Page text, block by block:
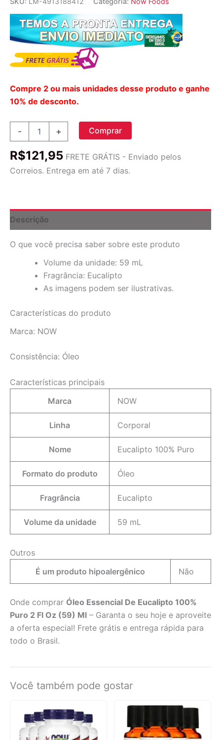
Compre 2 ou mais unidades desse produto e ganhe
10% de desconto.
-
Essencial
Eucalipto
Puro
Ml
+ Comprar
R$121,95 FRETE GRÁTIS - Enviado pelos
Correios. Entrega em até 7 dias.
Descrição
O que você precisa saber sobre este produto
Volume da unidade: 59 mL
Fragrância: Eucalipto
As imagens podem ser ilustrativas.
Características do produto
Marca: NOW
Consistência: Óleo
Características principais
Marca
NOW
Linha Corporal
Nome Eucalipto 100% Puro
Formato do produto Óleo
Fragrância Eucalipto
Volume da unidade 59 mL
Outros
É um produto hipoalergênico
Não
Onde comprar Óleo Essencial De Eucalipto 100%
Puro 2 Fl Oz (59) Ml – Garanta o seu hoje e aproveite
a oferta especial! Frete grátis e entrega rápida para
todo o Brasil.
Você também pode gostar